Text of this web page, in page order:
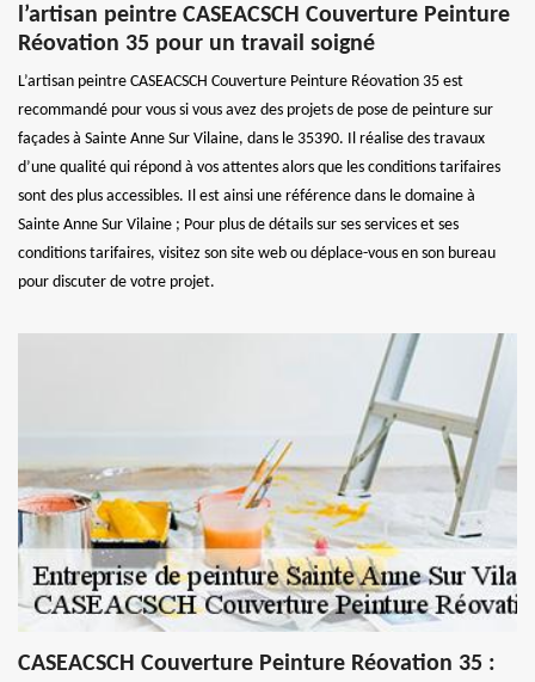
l’artisan peintre CASEACSCH Couverture Peinture
Réovation 35 pour un travail soigné
L’artisan peintre CASEACSCH Couverture Peinture Réovation 35 est
recommandé pour vous si vous avez des projets de pose de peinture sur
façades à Sainte Anne Sur Vilaine, dans le 35390. Il réalise des travaux
d’une qualité qui répond à vos attentes alors que les conditions tarifaires
sont des plus accessibles. Il est ainsi une référence dans le domaine à
Sainte Anne Sur Vilaine ; Pour plus de détails sur ses services et ses
conditions tarifaires, visitez son site web ou déplace-vous en son bureau
pour discuter de votre projet.
CASEACSCH Couverture Peinture Réovation 35 :